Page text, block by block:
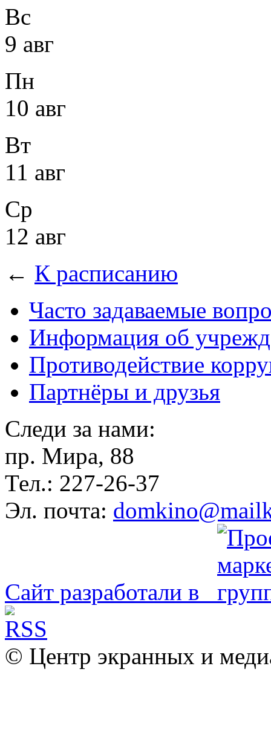
Вс
9 авг
Пн
10 авг
Вт
11 авг
Ср
12 авг
← К расписанию
Часто задаваемые
Информация об
Противодействие
Партнёры и друзья
Следи за нами:
пр. Мира, 88
Тел.: 227-26-37
Эл. почта:
Сайт разработали в
© Центр экранных и